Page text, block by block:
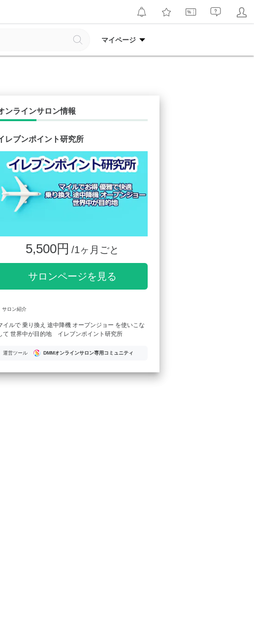
マイページ
ンラインサロン情報
レブンポイント研究所
5,500円 /1ヶ月ごと
サロンページを見る
サロン紹介
イルで 乗り換え 途中降機 オープンジョー を使いこな
て 世界中が目的地 イレブンポイント研究所
運営ツール DMMオンラインサロン専用コミュニティ